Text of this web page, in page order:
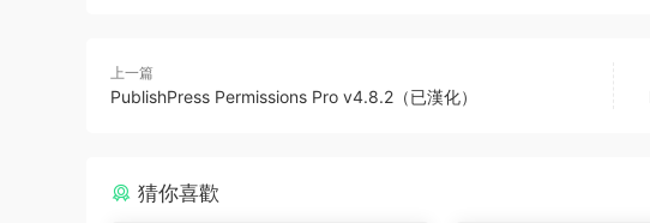
上一篇
PublishPress Permissions Pro v4.8.2（已漢化）
猜你喜歡